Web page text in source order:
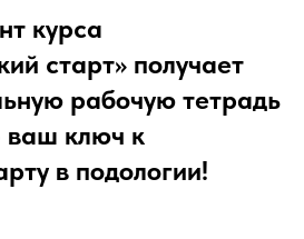
курса
старт» получает
рабочую тетрадь
ключ к
в подологии!